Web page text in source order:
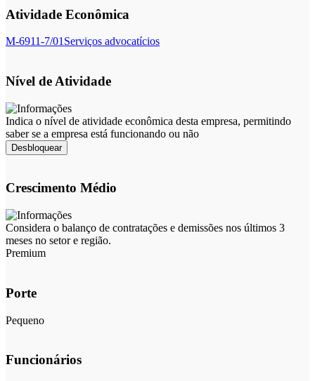
Atividade Econômica
M-6911-7/01 Serviços advocatícios
Nível de Atividade
Indica o nível de atividade econômica desta empresa, permitindo
saber se a empresa está funcionando ou não
Desbloquear
Crescimento Médio
Considera o balanço de contratações e demissões nos últimos 3
meses no setor e região.
Premium
Porte
Pequeno
Funcionários